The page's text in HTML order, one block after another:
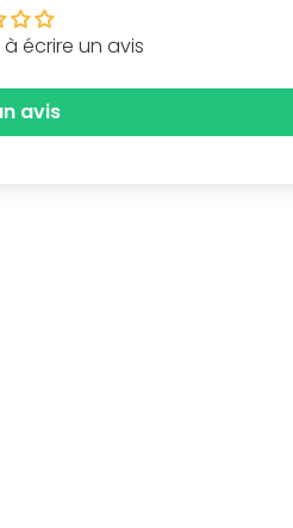
écrire un avis
avis